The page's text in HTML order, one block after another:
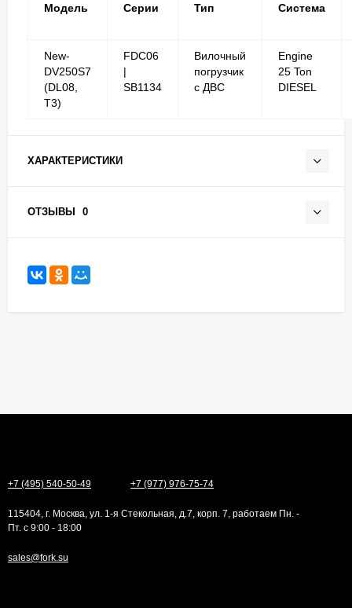
Модель Серии Тип Система
New-
DV250S7
(DL08,
T3)
FDC06
|
SB1134
Вилочный
погрузчик
с ДВС
Engine
25 Ton
DIESEL
ХАРАКТЕРИСТИКИ
ОТЗЫВЫ 0
+7 (495) 540-50-49 +7 (977) 976-75-74
115404, г. Москва, ул. 1-я Стекольная, д.7, корп. 7, работаем Пн. -
Пт. с 9:00 - 18:00
sales@fork.su